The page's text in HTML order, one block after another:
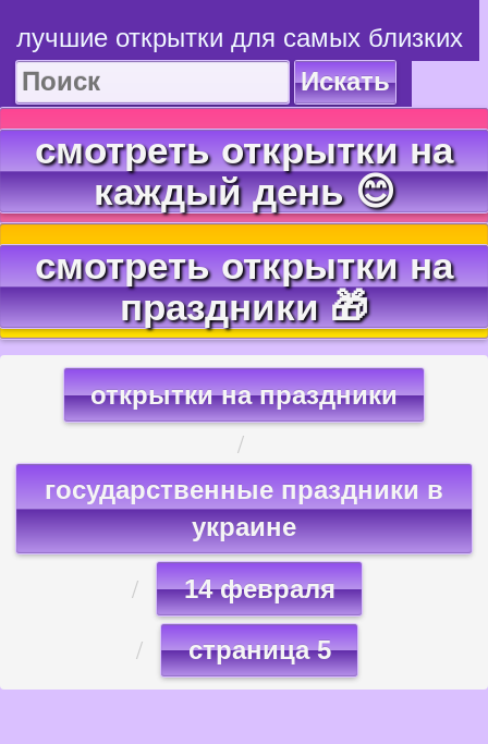
лучшие открытки для самых близких
Искать
смотреть открытки на
каждый день 😊
смотреть открытки на
праздники 🎁
открытки на праздники
государственные праздники в
украине
14 февраля
страница 5